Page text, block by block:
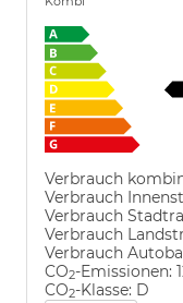
Verbrauch
Verbrauch
Verbrauch
Verbrauch
Verbrauch
CO2-Emissionen:
CO2-Klasse: D